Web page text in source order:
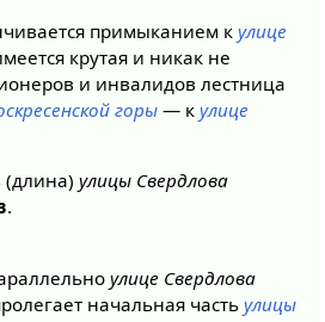
примыканием к улице
крутая и никак не
и инвалидов лестница
горы— к улице
(длина) улицы Свердлова
.
улице Свердлова
начальная часть улицы